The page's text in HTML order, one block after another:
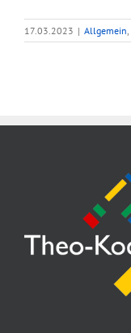
17.03.2023 | Allgemein